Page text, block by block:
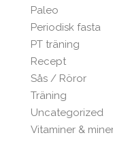
Paleo
Periodisk fasta
PT träning
Recept
Sås / Röror
Träning
Uncategorized
Vitaminer &